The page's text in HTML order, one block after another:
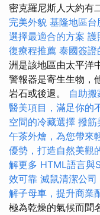
密克羅尼斯人大約有
完美外貌 基隆地區台
選擇最適合的方案 護
復療程推薦 泰國簽證
洲是該地區由太平洋
警報器是寄生生物，
岩石或後退。 自助
醫美項目，滿足你的
空間的冷藏選擇 撥筋
午茶外燴，為您帶來
優勢，打造自然美觀
解更多 HTML語言與
效可靠 滅鼠清潔公
解子母車，提升商業
極為乾燥的氣候而聞